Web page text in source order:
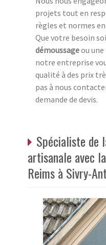
projets tout en
règles et normes
Que votre besoin
démoussageou une
notre entreprise
qualité à des prix
pas à nous
demande de devis.
Spécialiste de
artisanale avec
Reims à Sivry-